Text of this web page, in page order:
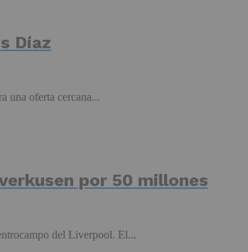
Díaz
una oferta cercana...
por 50 millones
del Liverpool. El...